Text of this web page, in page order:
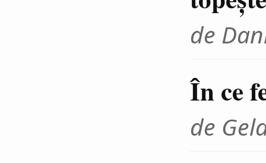
de
În ce
de